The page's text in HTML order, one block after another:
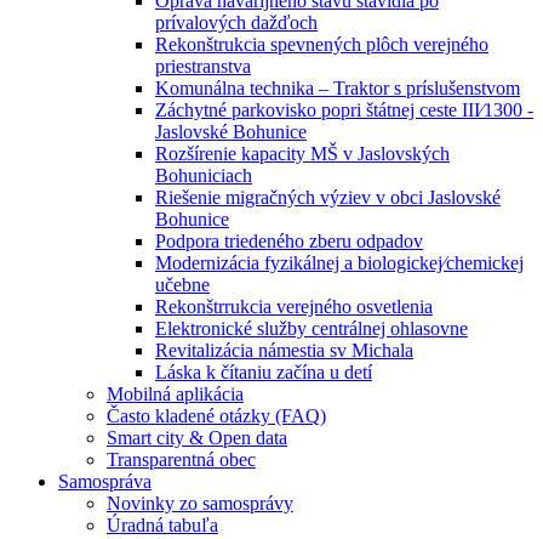
prívalových dažďoch
Rekonštrukcia spevnených plôch verejného
priestranstva
Komunálna technika – Traktor s príslušenstvom
Záchytné parkovisko popri štátnej ceste III⁄1300 -
Jaslovské Bohunice
Rozšírenie kapacity MŠ v Jaslovských
Bohuniciach
Riešenie migračných výziev v obci Jaslovské
Bohunice
Podpora triedeného zberu odpadov
Modernizácia fyzikálnej a biologickej⁄chemickej
učebne
Rekonštrrukcia verejného osvetlenia
Elektronické služby centrálnej ohlasovne
Revitalizácia námestia sv Michala
Láska k čítaniu začína u detí
Mobilná aplikácia
Často kladené otázky (FAQ)
Smart city & Open data
Transparentná obec
Samospráva
Novinky zo samosprávy
Úradná tabuľa